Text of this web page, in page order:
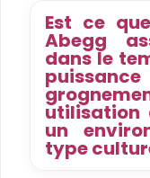
Est ce
Abegg
dans le
utilisation
un
type